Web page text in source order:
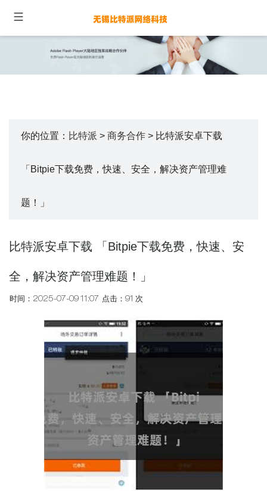
你的位置： 比特派 > 商务合作 > 比特派安卓下载
「Bitpie下载免费，快速、安全，解决资产管理难
题！」
比特派安卓下载 「Bitpie下载免费，快速、安
全，解决资产管理难题！」
时间：2025-07-09 11:07 点击：91 次